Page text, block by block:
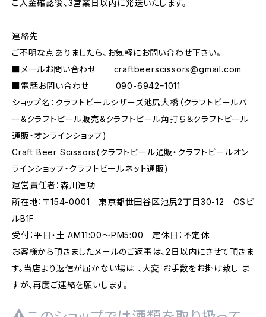
ご入金確認後、3営業日以内に発送いたします。
連絡先
ご不明な点ありましたら、お気軽にお問い合わせ下さい。
■メールお問い合わせ craftbeerscissors@gmail.com
■電話お問い合わせ 090-6942ｰ1011
ショップ名：クラフトビールシザーズ池尻大橋（クラフトビールバ
ー&クラフトビール販売&クラフトビール角打ち＆クラフトビール
通販・オンラインショップ)
Craft Beer Scissors(クラフトビール通販・クラフトビールオン
ラインショップ・クラフトビールネット通販)
運営責任者：森川達功
所在地：〒154-0001 東京都世田谷区池尻2丁目30-12 OSビ
ルB1F
受付：平日・土 AM11:00～PM5:00 定休日：不定休
お客様から頂きましたメールのご返事は、2日以内にさせて頂きま
す。当店より返信が届かない場は 、大変 お手数をお掛け致し ま
すが、再度ご連絡を願いします。